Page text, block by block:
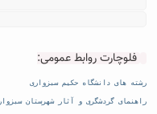
فلوچارت روابط عمومی:
رشته های دانشگاه حکیم سبزواری
راهنمای گردشگری و آثار شهرستان سبزوار